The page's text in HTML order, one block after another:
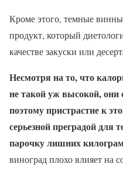
Кроме этого, темные
продукт, который
качестве закуски или
Несмотря на то, что
не такой уж высокой, они
поэтому пристрастие к
серьезной преградой для
парочку лишних
виноград плохо влияет на